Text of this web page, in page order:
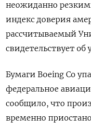
неожиданно
индекс доверия
рассчитываемый
свидетельствует
Бумаги Boeing Co
федеральное
сообщило, что
временно